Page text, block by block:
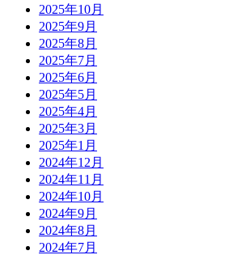
2025年10月
2025年9月
2025年8月
2025年7月
2025年6月
2025年5月
2025年4月
2025年3月
2025年1月
2024年12月
2024年11月
2024年10月
2024年9月
2024年8月
2024年7月